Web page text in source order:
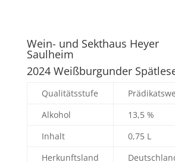
Wein- und Sekthaus Heyer
Saulheim
2024 Weißburgunder
Qualitätsstufe
Alkohol
13,5 %
Inhalt
0,75 L
Herkunftsland